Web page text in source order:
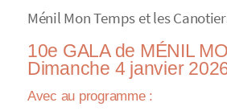
Ménil Mon Temps et les
10e GALA de MÉNIL
Dimanche 4 janvier
Avec au programme :